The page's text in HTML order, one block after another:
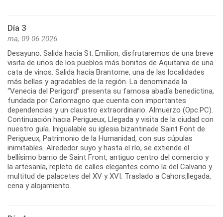
Día 3
ma, 09.06.2026
Desayuno. Salida hacia St. Emilion, disfrutaremos de una breve
visita de unos de los pueblos más bonitos de Aquitania de una
cata de vinos. Salida hacia Brantome, una de las localidades
más bellas y agradables de la región. La denominada la
“Venecia del Perigord” presenta su famosa abadía benedictina,
fundada por Carlomagno que cuenta con importantes
dependencias y un claustro extraordinario. Almuerzo (Opc.PC).
Continuación hacia Perigueux, Llegada y visita de la ciudad con
nuestro guía. Inigualable su iglesia bizantinade Saint Font de
Perigueux, Patrimonio de la Humanidad, con sus cúpulas
inimitables. Alrededor suyo y hasta el río, se extiende el
bellísimo barrio de Saint Front, antiguo centro del comercio y
la artesanía, repleto de calles elegantes como la del Calvario y
multitud de palacetes del XV y XVI. Traslado a Cahors,llegada,
cena y alojamiento.